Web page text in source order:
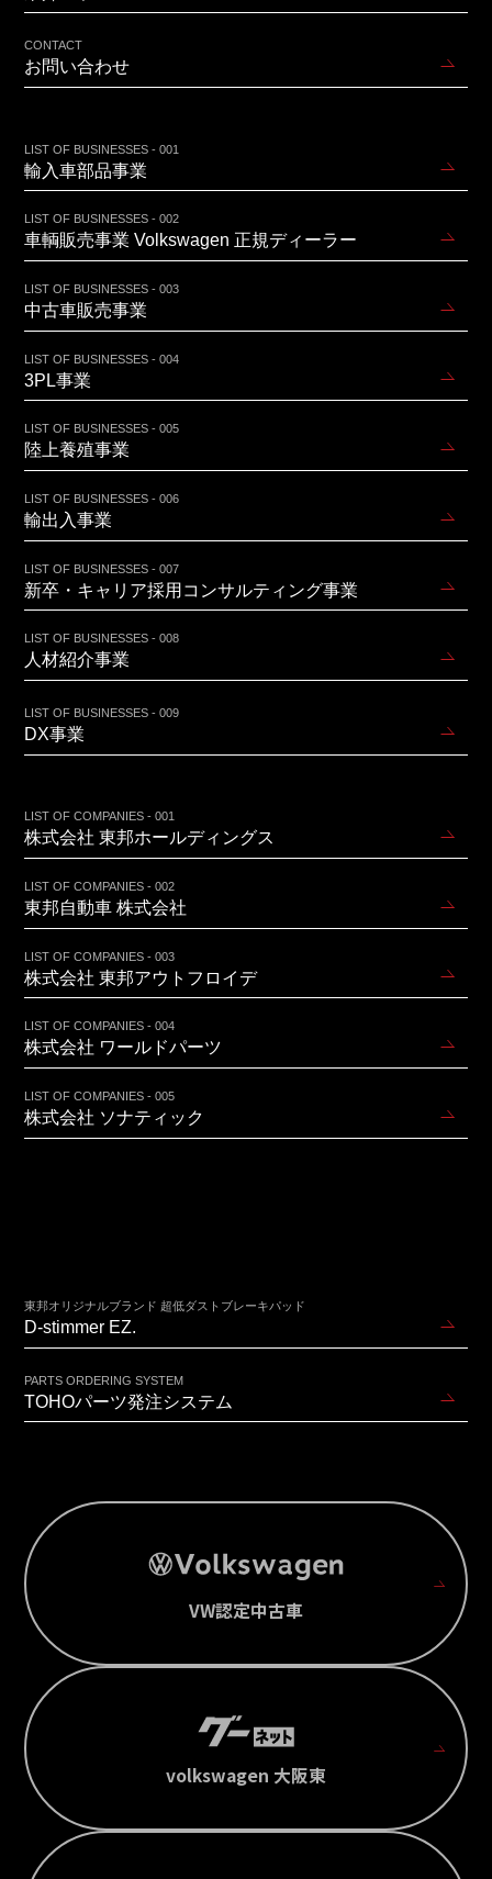
CONTACT
お問い合わせ
LIST OF BUSINESSES - 001
輸入車部品事業
LIST OF BUSINESSES - 002
車輌販売事業 Volkswagen 正規ディーラー
LIST OF BUSINESSES - 003
中古車販売事業
LIST OF BUSINESSES - 004
3PL事業
LIST OF BUSINESSES - 005
陸上養殖事業
LIST OF BUSINESSES - 006
輸出入事業
LIST OF BUSINESSES - 007
新卒・キャリア採用コンサルティング事業
LIST OF BUSINESSES - 008
人材紹介事業
LIST OF BUSINESSES - 009
DX事業
LIST OF COMPANIES - 001
株式会社 東邦ホールディングス
LIST OF COMPANIES - 002
東邦自動車 株式会社
LIST OF COMPANIES - 003
株式会社 東邦アウトフロイデ
LIST OF COMPANIES - 004
株式会社 ワールドパーツ
LIST OF COMPANIES - 005
株式会社 ソナティック
東邦オリジナルブランド 超低ダストブレーキパッド
D-stimmer EZ.
PARTS ORDERING SYSTEM
TOHOパーツ発注システム
VW認定中古車
volkswagen 大阪東